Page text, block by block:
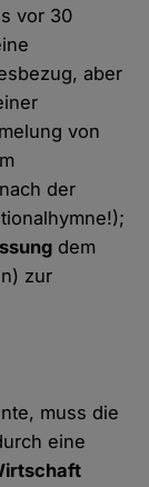
vor 30
aber
von
nach der
dem
zur
muss die
eine